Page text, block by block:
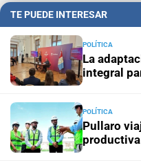
En Santa FeTodo lo que
de casa en Santa Fe este
Viernes 7 de agosto de
de Santa Fe; la
Aceleran el recambio de la
70 colectivos y el 40% del
unidades modernizadas
TE PUEDE INTERESAR
POLÍTICA
La
integral
POLÍTICA
Pullaro